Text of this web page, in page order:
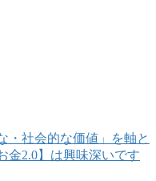
・社会的な価値」を軸と
金2.0】は興味深いです